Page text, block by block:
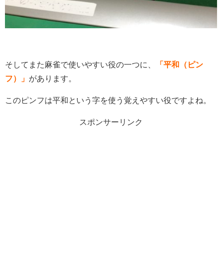
そしてまた麻雀で使いやすい役の一つに、
「平和（ピン
フ）」 があります。
このピンフは平和という字を使う覚えやすい役ですよね。
スポンサーリンク